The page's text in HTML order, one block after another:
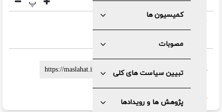
کمیسیون ها
مصوبات
تبیین سیاست های کلی
پژوهش ها و رویدادها
پ
sdvsdvdsv
لینک کوتاه :
گزارش خطا